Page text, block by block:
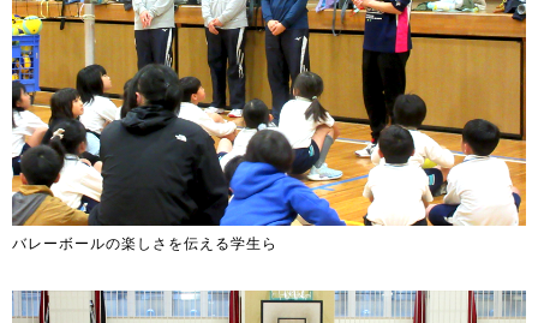
バレーボールの楽しさを伝える学生ら